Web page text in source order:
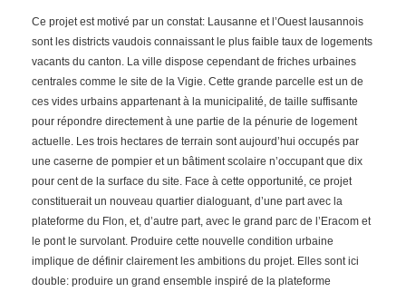
Ce projet est motivé par un constat: Lausanne et l’Ouest lausannois
sont les districts vaudois connaissant le plus faible taux de logements
vacants du canton. La ville dispose cependant de friches urbaines
centrales comme le site de la Vigie. Cette grande parcelle est un de
ces vides urbains appartenant à la municipalité, de taille suffisante
pour répondre directement à une partie de la pénurie de logement
actuelle. Les trois hectares de terrain sont aujourd’hui occupés par
une caserne de pompier et un bâtiment scolaire n’occupant que dix
pour cent de la surface du site. Face à cette opportunité, ce projet
constituerait un nouveau quartier dialoguant, d’une part avec la
plateforme du Flon, et, d’autre part, avec le grand parc de l’Eracom et
le pont le survolant. Produire cette nouvelle condition urbaine
implique de définir clairement les ambitions du projet. Elles sont ici
double: produire un grand ensemble inspiré de la plateforme